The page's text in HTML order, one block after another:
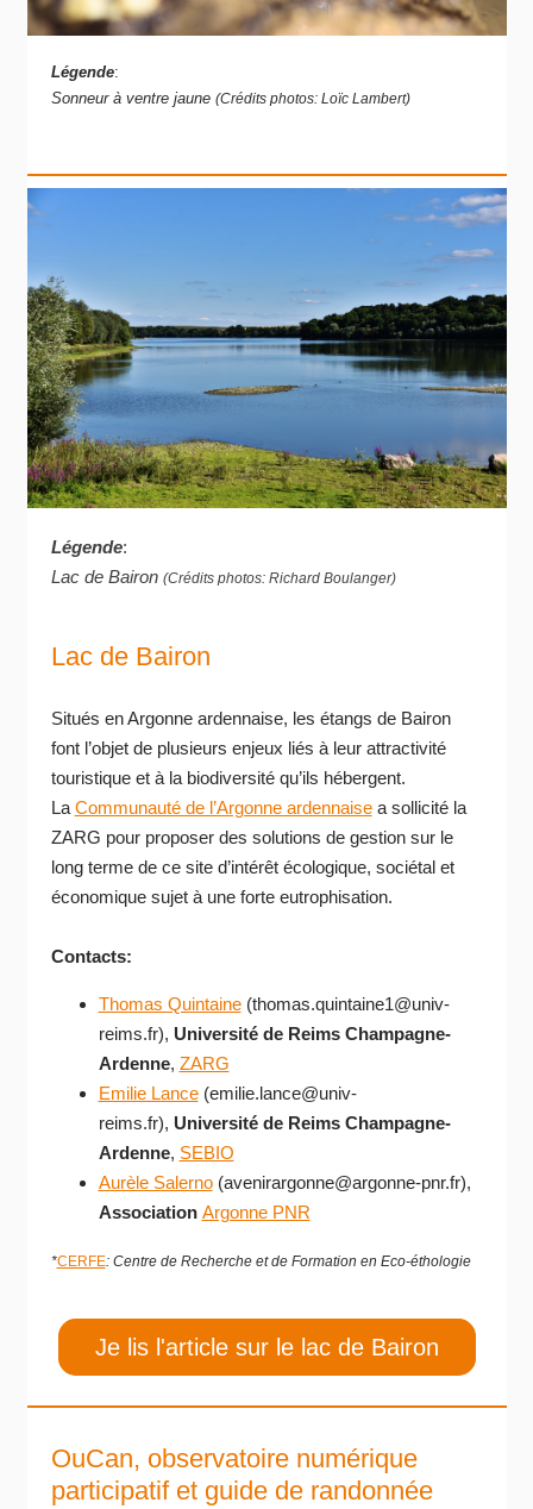
Légende:
Sonneur à ventre jaune (Crédits photos: Loïc Lambert)
Légende:
Lac de Bairon (Crédits photos: Richard Boulanger)
Lac de Bairon
Situés en Argonne ardennaise, les étangs de Bairon
font l’objet de plusieurs enjeux liés à leur attractivité
touristique et à la biodiversité qu’ils hébergent.
La Communauté de l’Argonne ardennaisea sollicité la
ZARG pour proposer des solutions de gestion sur le
long terme de ce site d’intérêt écologique, sociétal et
économique sujet à une forte eutrophisation.
Contacts:
Thomas Quintaine(thomas.quintaine1@univ-
reims.fr), Université de Reims Champagne-
Ardenne, ZARG
Emilie Lance(emilie.lance@univ-
reims.fr), Université de Reims Champagne-
Ardenne, SEBIO
Aurèle Salerno(avenirargonne@argonne-pnr.fr),
Association Argonne PNR
*CERFE: Centre de Recherche et de Formation en Eco-éthologie
Je lis l'article sur le lac de Bairon
OuCan, observatoire numérique
participatif et guide de randonnée